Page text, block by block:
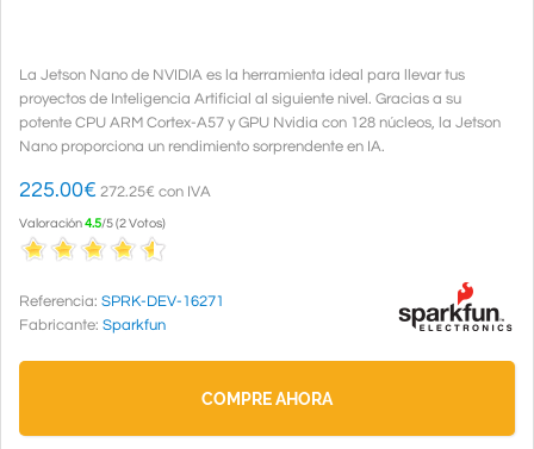
La Jetson Nano de NVIDIA es la herramienta ideal para llevar tus
proyectos de Inteligencia Artificial al siguiente nivel. Gracias a su
potente CPU ARM Cortex-A57 y GPU Nvidia con 128 núcleos, la Jetson
Nano proporciona un rendimiento sorprendente en IA.
225.00€ 272.25€ con IVA
Valoración4.5/5(2Votos)
Referencia: SPRK-DEV-16271
Fabricante: Sparkfun
COMPRE AHORA